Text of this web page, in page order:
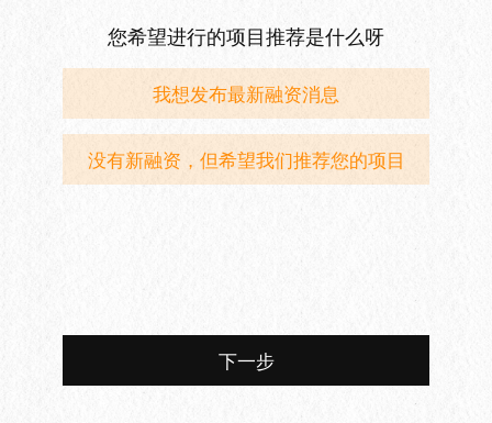
您希望进行的项目推荐是什么呀
我想发布最新融资消息
没有新融资，但希望我们推荐您的项目
下一步